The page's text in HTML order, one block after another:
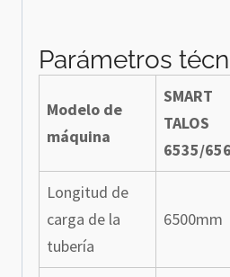
Parámetros
Modelo de
máquina
SMART
TALOS
6535/
Longitud de
carga de la
tubería
6500mm